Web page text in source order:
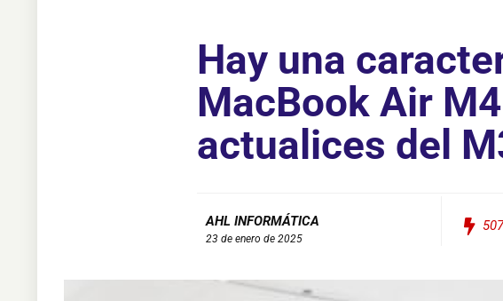
Hay una
MacBook Air
actualices del
AHL INFORMÁTICA
23 de enero de 2025
507